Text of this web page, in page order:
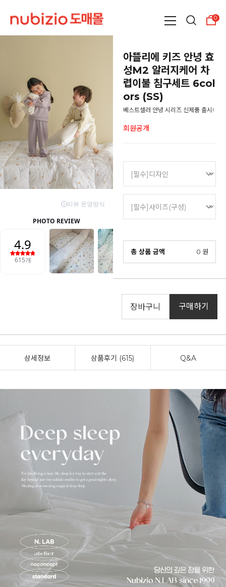
0
아뜰리에 키즈 안녕 효
성M2 알러지케어 차
렵이불 침구세트 6col
ors (SS)
베스트셀러 안녕 시리즈 신제품 출시!
회원공개
총 상품 금액 0 원
장바구니 구매하기
상세정보 상품후기 (615) Q&A